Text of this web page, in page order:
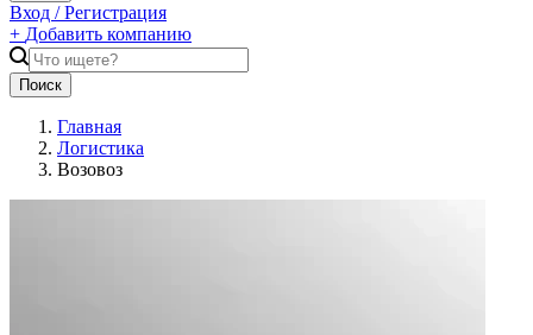
Вход / Регистрация
+ Добавить компанию
Поиск
Главная
Логистика
Возовоз